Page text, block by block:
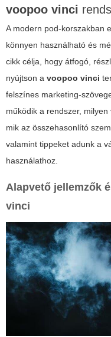
voopoo vinci
A modern pod-korszakban
könnyen használható és
cikk célja, hogy átfogó,
nyújtson a voopoo vinci
felszínes marketing-
működik a rendszer,
mik az összehasonlító
valamint tippeket adunk a
használathoz.
Alapvető jellemzők
vinci